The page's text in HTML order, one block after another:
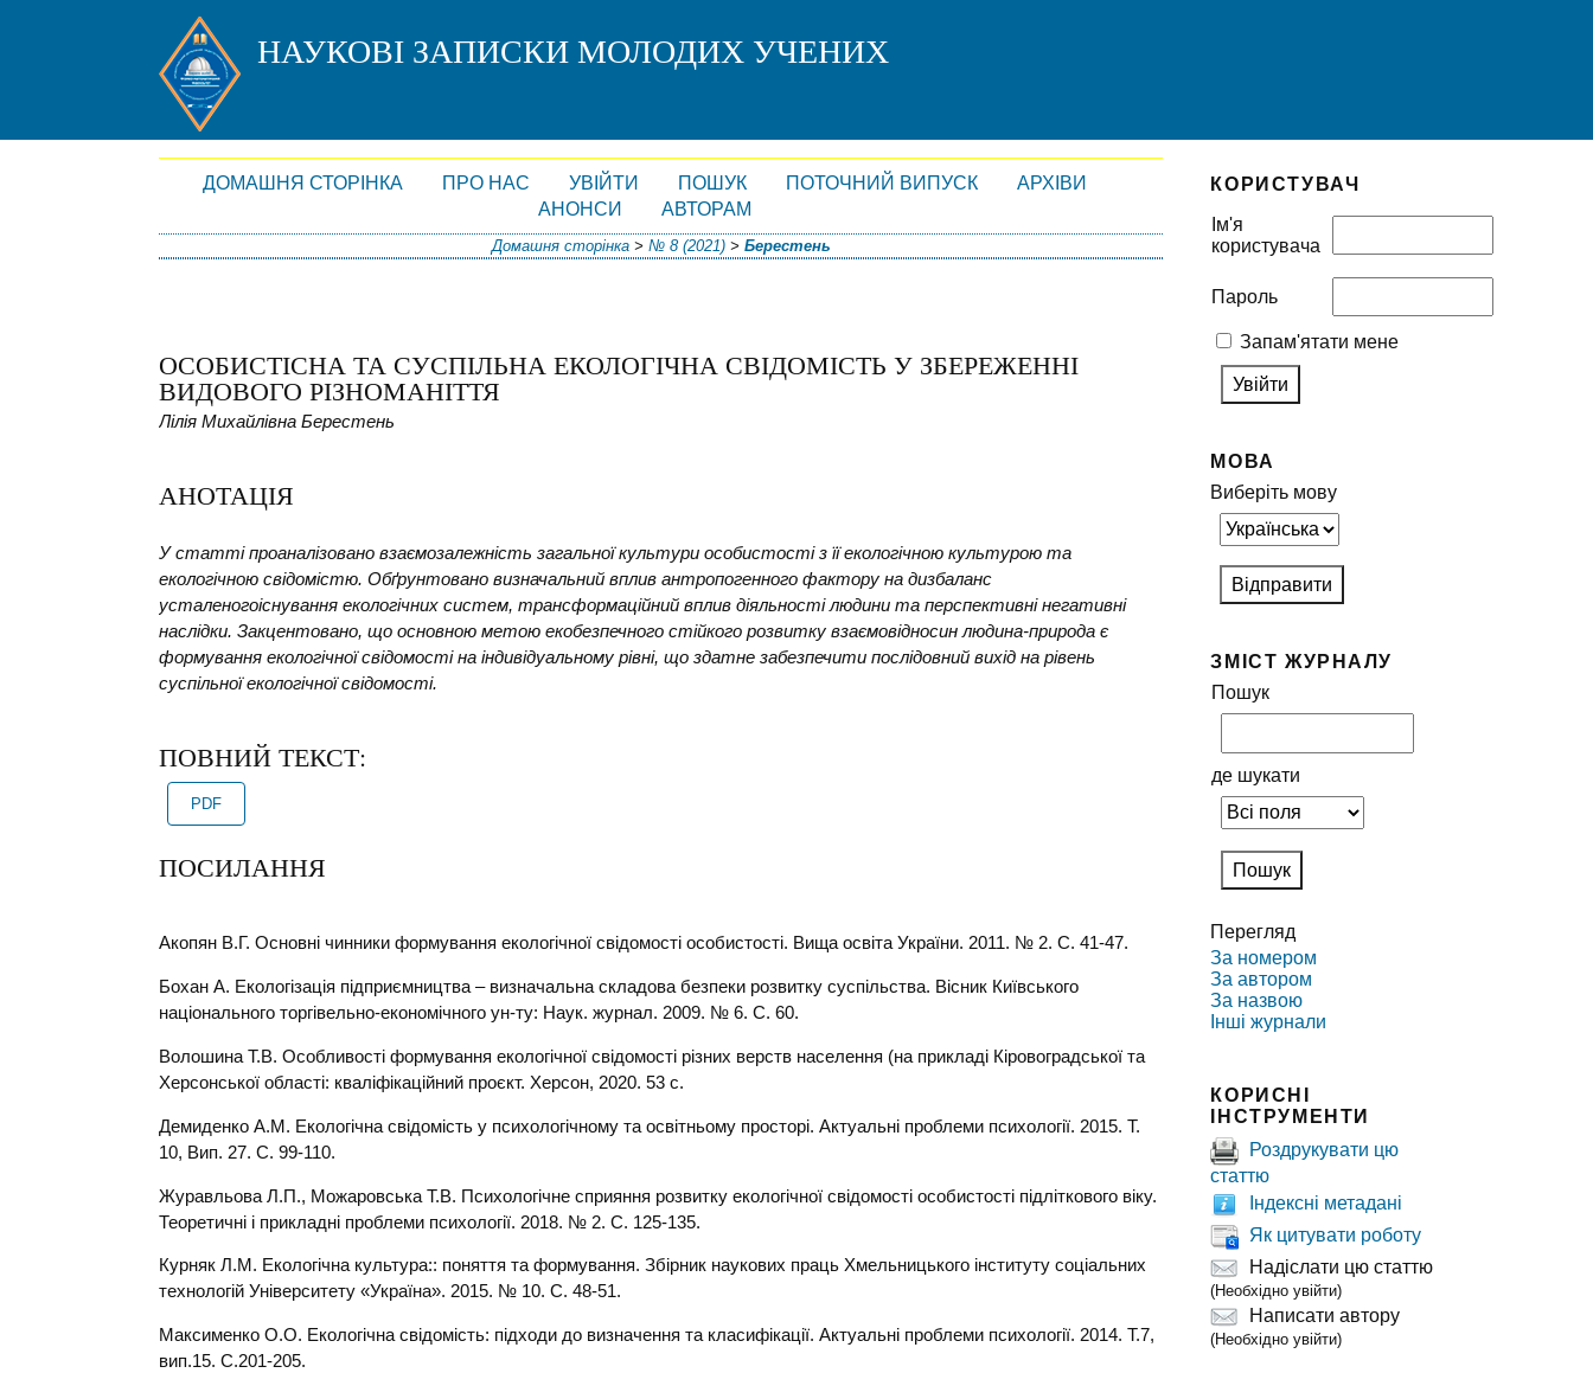
НАУКОВІ ЗАПИСКИ МОЛОДИХ УЧЕНИХ
КОРИСТУВАЧ
Ім'я
користувача
Пароль
Запам'ятати мене
МОВА
Виберіть мову
ЗМІСТ ЖУРНАЛУ
Пошук
де шукати
Перегляд
За номером
За автором
За назвою
Інші журнали
КОРИСНІ
ІНСТРУМЕНТИ
Роздрукувати цю
статтю
Індексні метадані
Як цитувати роботу
Надіслати цю статтю
(Необхідно увійти)
Написати автору
(Необхідно увійти)
ДОМАШНЯ СТОРІНКА ПРО НАС УВІЙТИ ПОШУК ПОТОЧНИЙ ВИПУСК
АРХІВИ
АНОНСИ
АВТОРАМ
Домашня сторінка> № 8 (2021)> Берестень
ОСОБИСТІСНА ТА СУСПІЛЬНА ЕКОЛОГІЧНА СВІДОМІСТЬ У ЗБЕРЕЖЕННІ
ВИДОВОГО РІЗНОМАНІТТЯ
Лілія Михайлівна Берестень
АНОТАЦІЯ
У статті проаналізовано взаємозалежність загальної культури особистості з її екологічною культурою та
екологічною свідомістю. Обґрунтовано визначальний вплив антропогенного фактору на дизбаланс
усталеногоіснування екологічних систем, трансформаційний вплив діяльності людини та перспективні негативні
наслідки. Закцентовано, що основною метою екобезпечного стійкого розвитку взаємовідносин людина-природа є
формування екологічної свідомості на індивідуальному рівні, що здатне забезпечити послідовний вихід на рівень
суспільної екологічної свідомості.
ПОВНИЙ ТЕКСТ:
PDF
ПОСИЛАННЯ
Акопян В.Г. Основні чинники формування екологічної свідомості особистості. Вища освіта України. 2011. № 2. С. 41-47.
Бохан А. Екологізація підприємництва – визначальна складова безпеки розвитку суспільства. Вісник Київського
національного торгівельно-економічного ун-ту: Наук. журнал. 2009. № 6. С. 60.
Волошина Т.В. Особливості формування екологічної свідомості різних верств населення (на прикладі Кіровоградської та
Херсонської області: кваліфікаційний проєкт. Херсон, 2020. 53 с.
Демиденко А.М. Екологічна свідомість у психологічному та освітньому просторі. Актуальні проблеми психології. 2015. Т.
10, Вип. 27. С. 99-110.
Журавльова Л.П., Можаровська Т.В. Психологічне сприяння розвитку екологічної свідомості особистості підліткового віку.
Теоретичні і прикладні проблеми психології. 2018. № 2. С. 125-135.
Курняк Л.М. Екологічна культура:: поняття та формування. Збірник наукових праць Хмельницького інституту соціальних
технологій Університету «Україна». 2015. № 10. С. 48-51.
Максименко О.О. Екологічна свідомість: підходи до визначення та класифікації. Актуальні проблеми психології. 2014. Т.7,
вип.15. С.201-205.